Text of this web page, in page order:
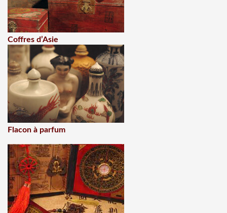
Coffres d’Asie
Flacon à parfum